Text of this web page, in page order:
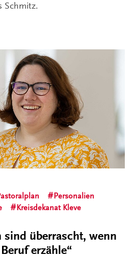
Schmitz.
Personalien
Kreisdekanat Kleve
sind überrascht, wenn
erzähle“